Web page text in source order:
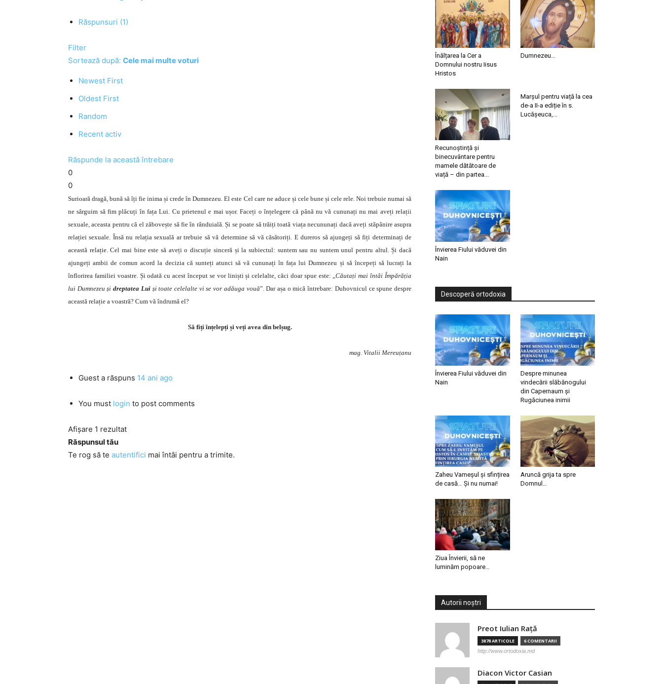
Răspunsuri (1)
Filter
Sortează după: Cele mai multe voturi
Newest First
Oldest First
Random
Recent activ
Răspunde la această întrebare
0
0
Surioară dragă, bună să îți fie inima și crede în Dumnezeu. El este Cel care ne aduce și cele bune și cele rele. Noi trebuie numai să
ne sârguim să fim plăcuți în fața Lui. Cu prietenul e mai ușor. Faceți o înțelegere că până nu vă cununați nu mai aveți relații
sexuale, aceasta pentru că el zăbovește să fie în rânduială. Și se poate să trăiți toată viața necununați dacă aveți stăpânire asupra
relației sexuale. Însă nu relația sexuală ar trebuie să vă determine să vă căsătoriți. E dureros să ajungeți să fiți determinați de
această relație. Cel mai bine este să aveți o discuție sinceră și la subiectul: suntem sau nu suntem unul pentru altul. Și dacă
ajungeți ambii de comun acord la decizia că sunteți atunci să vă cununați în fața lui Dumnezeu și să începeți să lucrați la
înflorirea familiei voastre. Și odată cu acest început se vor liniști și celelalte, căci doar spue este: „Căutați mai întâi Împărăția
lui Dumnezeu șidreptatea Lui și toate celelalte vi se vor adăuga vouă”. Dar așa o mică întrebare: Duhovnicul ce spune despre
această relație a voastră? Cum vă îndrumă el?
Să fiți înțelepți și veți avea din belșug.
mag. Vitalii Mereuțanu
Guest a răspuns 14 ani ago
You must login to post comments
Afișare 1 rezultat
Răspunsul tău
Te rog să te autentifici mai întâi pentru a trimite.
Înălțarea la Cer a
Domnului nostru Iisus
Hristos
Dumnezeu…
Recunoștință și
binecuvântare pentru
mamele dătătoare de
viață – din partea...
Marșul pentru viață la cea
de-a II-a ediție în s.
Lucășeuca,...
Învierea Fiului văduvei din
Nain
Descoperă ortodoxia
Învierea Fiului văduvei din
Nain
Despre minunea
vindecării slăbănogului
din Capernaum și
Rugăciunea inimii
Zaheu Vameșul și sfințirea
de casă… Și nu numai!
Aruncă grija ta spre
Domnul…
Ziua Învierii, să ne
luminăm popoare…
Autorii noștri
Preot Iulian Raţă
3878 ARTICOLE 6 COMENTARII
http://www.ortodoxia.md
Diacon Victor Casian